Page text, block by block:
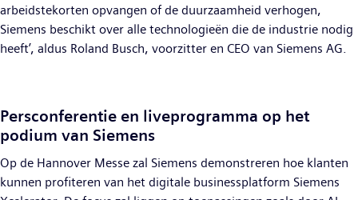
arbeidstekorten opvangen of de duurzaamheid verhogen,
Siemens beschikt over alle technologieën die de industrie nodig
heeft’, aldus Roland Busch, voorzitter en CEO van Siemens AG.
Persconferentie en liveprogramma op het
podium van Siemens
Op de Hannover Messe zal Siemens demonstreren hoe klanten
kunnen profiteren van het digitale businessplatform Siemens